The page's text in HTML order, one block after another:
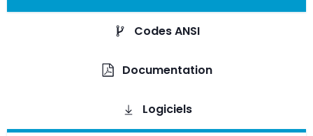
Codes ANSI
Documentation
Logiciels